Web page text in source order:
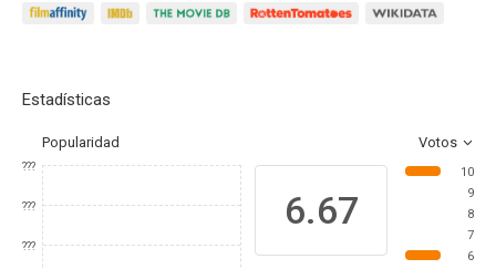
Estadísticas
Popularidad Votos
???
???
???
6.67
10
9
8
7
6